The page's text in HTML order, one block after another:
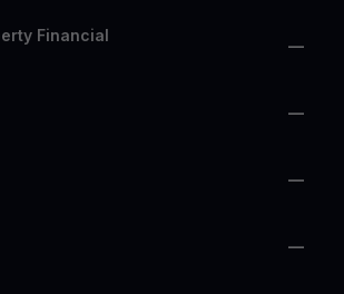
Financial —
—
—
—